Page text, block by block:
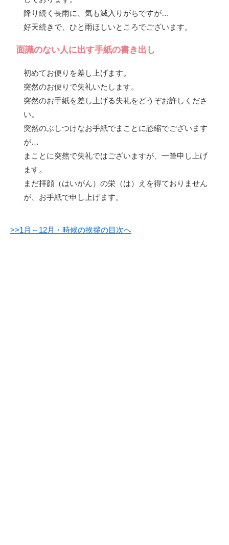
降り続く長雨に、気も滅入りがちですが…
好天続きで、ひと雨ほしいところでございます。
面識のない人に出す手紙の書き出し
初めてお便りを差し上げます。
突然のお便りで失礼いたします。
突然のお手紙を差し上げる失礼をどうぞお許しくださ
い。
突然のぶしつけなお手紙でまことに恐縮でございます
が…
まことに突然で失礼ではございますが、一筆申し上げ
ます。
まだ拝顔（はいがん）の栄（は）えを得ておりません
が、お手紙で申し上げます。
>>1月～12月・時候の挨拶の目次へ